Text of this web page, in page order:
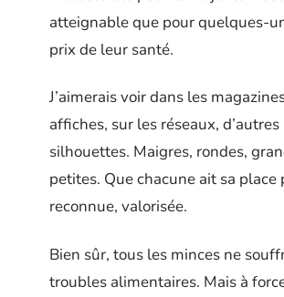
atteignable que pour quelques-
prix de leur santé.
J’aimerais voir dans les
affiches, sur les réseaux, d’autres
silhouettes. Maigres, rondes,
petites. Que chacune ait sa place
reconnue, valorisée.
Bien sûr, tous les minces ne
troubles alimentaires. Mais à